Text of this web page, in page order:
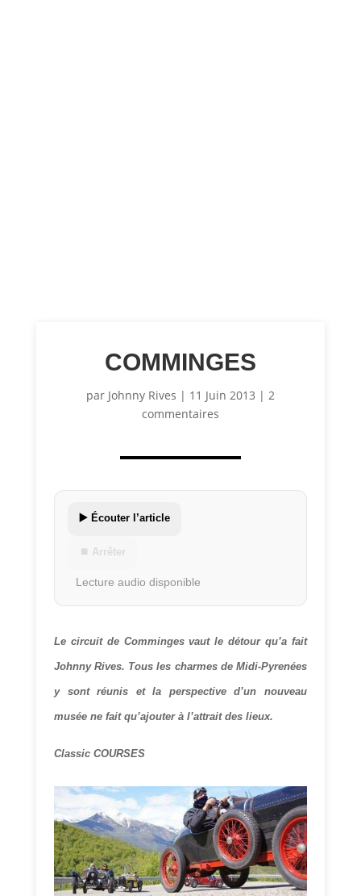
COMMINGES
par Johnny Rives | 11 Juin 2013 | 2
commentaires
▶️ Écouter l’article
⏹ Arrêter
Lecture audio disponible
Le circuit de Comminges vaut le détour qu’a fait
Johnny Rives. Tous les charmes de Midi-Pyrenées
y sont réunis et la perspective d’un nouveau
musée ne fait qu’ajouter à l’attrait des lieux.
Classic COURSES